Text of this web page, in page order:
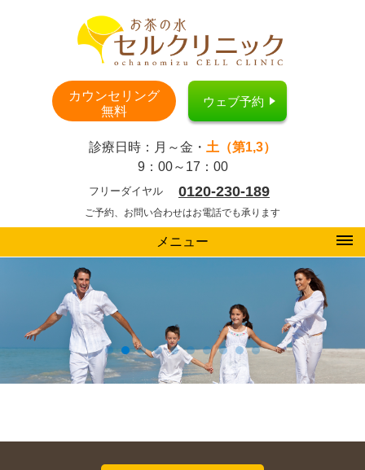
カウンセリング
無料
ウェブ予約
診療日時：月～金・ 土（第1,3）
9：00～17：00
フリーダイヤル 0120-230-189
ご予約、お問い合わせはお電話でも承ります
メニュー